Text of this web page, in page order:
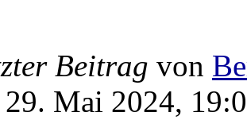
Beitrag von
Mai 2024,